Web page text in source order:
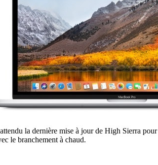
la dernière mise à jour de High Sierra pour
le branchement à chaud.